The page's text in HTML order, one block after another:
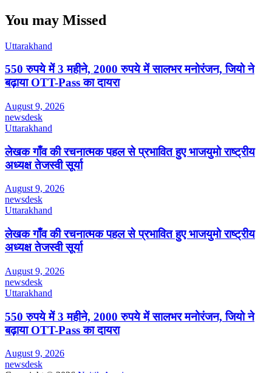
You may Missed
Uttarakhand
550 रुपये में 3 महीने, 2000 रुपये में सालभर मनोरंजन, जियो ने
बढ़ाया OTT-Pass का दायरा
August 9, 2026
newsdesk
Uttarakhand
लेखक गाँव की रचनात्मक पहल से प्रभावित हुए भाजयुमो राष्ट्रीय
अध्यक्ष तेजस्वी सूर्या
August 9, 2026
newsdesk
Uttarakhand
लेखक गाँव की रचनात्मक पहल से प्रभावित हुए भाजयुमो राष्ट्रीय
अध्यक्ष तेजस्वी सूर्या
August 9, 2026
newsdesk
Uttarakhand
550 रुपये में 3 महीने, 2000 रुपये में सालभर मनोरंजन, जियो ने
बढ़ाया OTT-Pass का दायरा
August 9, 2026
newsdesk